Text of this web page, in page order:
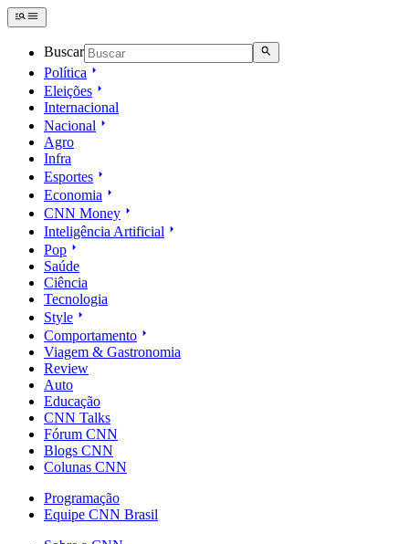
Buscar
Política
Eleições
Internacional
Nacional
Agro
Infra
Esportes
Economia
CNN Money
Inteligência Artificial
Pop
Saúde
Ciência
Tecnologia
Style
Comportamento
Viagem & Gastronomia
Review
Auto
Educação
CNN Talks
Fórum CNN
Blogs CNN
Colunas CNN
Programação
Equipe CNN Brasil